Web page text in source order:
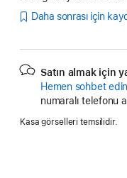
Daha sonrası için
Satın almak için
Hemen sohbet edin
numaralı telefonu
Kasa görselleri temsilidir.